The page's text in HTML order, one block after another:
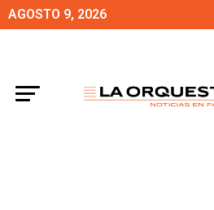
AGOSTO 9, 2026